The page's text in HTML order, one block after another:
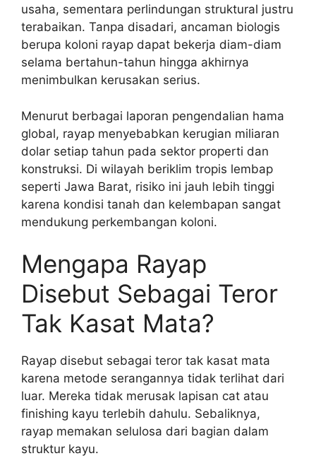
usaha, sementara perlindungan struktural justru
terabaikan. Tanpa disadari, ancaman biologis
berupa koloni rayap dapat bekerja diam-diam
selama bertahun-tahun hingga akhirnya
menimbulkan kerusakan serius.
Menurut berbagai laporan pengendalian hama
global, rayap menyebabkan kerugian miliaran
dolar setiap tahun pada sektor properti dan
konstruksi. Di wilayah beriklim tropis lembap
seperti Jawa Barat, risiko ini jauh lebih tinggi
karena kondisi tanah dan kelembapan sangat
mendukung perkembangan koloni.
Mengapa Rayap
Disebut Sebagai Teror
Tak Kasat Mata?
Rayap disebut sebagai teror tak kasat mata
karena metode serangannya tidak terlihat dari
luar. Mereka tidak merusak lapisan cat atau
finishing kayu terlebih dahulu. Sebaliknya,
rayap memakan selulosa dari bagian dalam
struktur kayu.